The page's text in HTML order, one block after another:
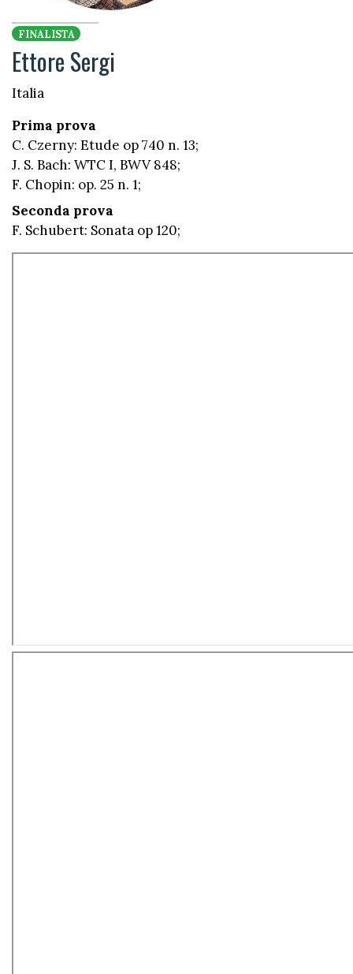
FINALISTA
Ettore Sergi
Italia
Prima prova
C. Czerny: Etude op 740 n. 13;
J. S. Bach: WTC I, BWV 848;
F. Chopin: op. 25 n. 1;
Seconda prova
F. Schubert: Sonata op 120;